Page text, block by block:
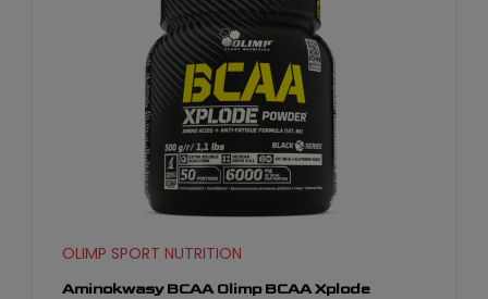
Aminokwasy BCAA Olimp BCAA Xplode
OLIMP SPORT NUTRITION